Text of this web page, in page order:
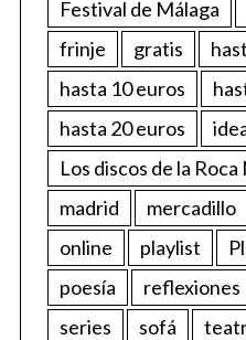
Festival de Málaga
frinje
gratis
hasta 10 euros
hasta 20 euros
Los discos de la
madrid
mercadillo
online
playlist
poesía
reflexiones
series
sofá